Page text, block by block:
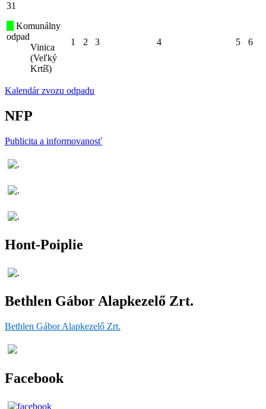
31
Komunálny
odpad
Vinica
(Veľký
Krtíš)
1 2 3 4 5 6
Kalendár zvozu odpadu
NFP
Publicita a informovanosť
Hont-Poiplie
Bethlen Gábor Alapkezelő Zrt.
Bethlen Gábor Alapkezelő Zrt.
Facebook